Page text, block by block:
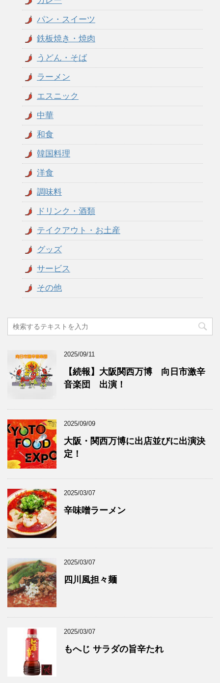
パン・スイーツ
鉄板焼き・焼肉
うどん・そば
ラーメン
エスニック
中華
和食
韓国料理
洋食
調味料
ドリンク・酒類
テイクアウト・お土産
グッズ
サービス
その他
2025/09/11
【続報】大阪関西万博 向日市激辛
音楽団 出演！
2025/09/09
大阪・関西万博に出店並びに出演決
定！
2025/03/07
辛味噌ラーメン
2025/03/07
四川風担々麺
2025/03/07
もへじ サラダの旨辛たれ